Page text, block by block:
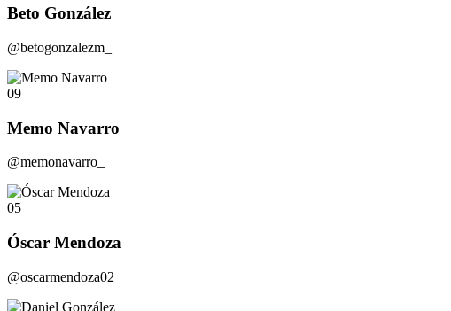
Beto González
@betogonzalezm_
09
Memo Navarro
@memonavarro_
05
Óscar Mendoza
@oscarmendoza02